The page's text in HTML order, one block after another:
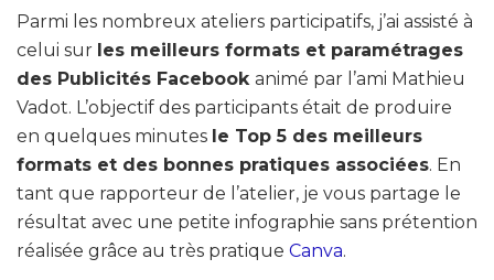
Parmi les nombreux ateliers participatifs, j’ai assisté à
celui sur les meilleurs formats et paramétrages
des Publicités Facebook animé par l’ami Mathieu
Vadot. L’objectif des participants était de produire
en quelques minutes le Top 5 des meilleurs
formats et des bonnes pratiques associées. En
tant que rapporteur de l’atelier, je vous partage le
résultat avec une petite infographie sans prétention
réalisée grâce au très pratique Canva.